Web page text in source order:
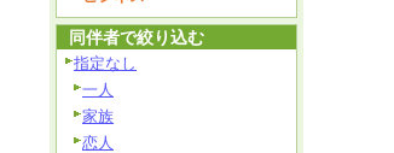
同伴者で絞り込む
指定なし
一人
家族
恋人